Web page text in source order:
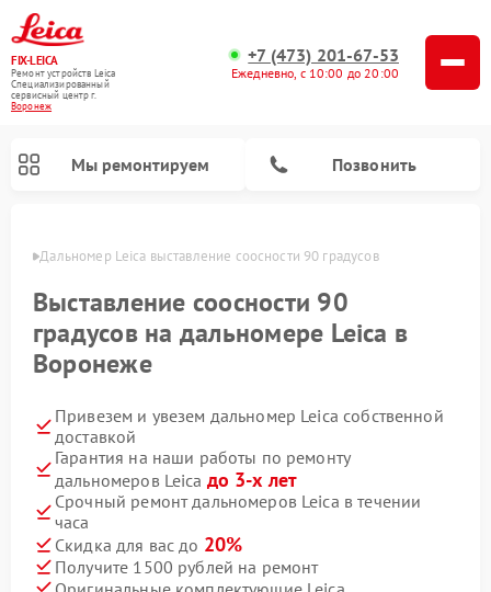
FIX-LEICA
Ремонт устройств Leica
Специализированный
cервисный центр г.
Воронеж
+7 (473) 201-67-53
Ежедневно, с 10:00 до 20:00
Мы ремонтируем Позвонить
Дальномер Leica выставление соосности 90 градусов
Выставление соосности 90
градусов на дальномере Leica в
Воронеже
Привезем и увезем дальномер Leica собственной
доставкой
Гарантия на наши работы по ремонту
дальномеров Leica до 3-х лет
Срочный ремонт дальномеров Leica в течении
часа
Скидка для вас до 20%
Получите 1500 рублей на ремонт